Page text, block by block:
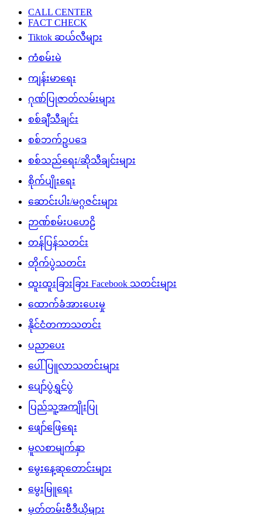
CALL CENTER
FACT CHECK
Tiktok ဆယ်လီများ
ကံစမ်းမဲ
ကျန်းမာရေး
ဂုဏ်ပြုဇာတ်လမ်းများ
စစ်ချီသီချင်း
စစ်ဘက်ဥပဒေ
စစ်သည်ရေး/ဆိုသီချင်းများ
စိုက်ပျိုးရေး
ဆောင်းပါး/မဂ္ဂဇင်းများ
ဉာဏ်စမ်းပဟေဠိ
တန်ပြန်သတင်း
တိုက်ပွဲသတင်း
ထူးထူးခြားခြား Facebook သတင်းများ
ထောက်ခံအားပေးမှု
နိုင်ငံတကာသတင်း
ပညာပေး
ပေါ်ပြူလာသတင်းများ
ပျော်ပွဲရွှင်ပွဲ
ပြည်သူ့အကျိုးပြု
ဖျော်ဖြေရေး
မူလစာမျက်နှာ
မွေးနေ့ဆုတောင်းများ
မွေးမြူရေး
မှတ်တမ်းဗီဒီယိုများ